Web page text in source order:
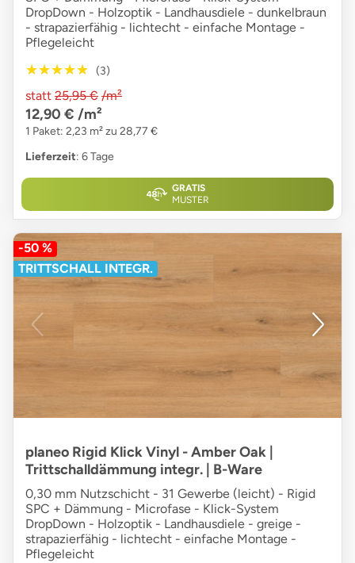
DropDown - Holzoptik - Landhausdiele - dunkelbraun
- strapazierfähig - lichtecht - einfache Montage -
Pflegeleicht
★★★★★
★★★★★ (3)
statt 25,95 € /m²
12,90 € /m²
1 Paket: 2,23 m² zu 28,77 €
Lieferzeit: 6 Tage
GRATIS
MUSTER
-50 %
TRITTSCHALL INTEGR.
planeo Rigid Klick Vinyl - Amber Oak |
Trittschalldämmung integr. | B-Ware
0,30 mm Nutzschicht - 31 Gewerbe (leicht) - Rigid
SPC + Dämmung - Microfase - Klick-System
DropDown - Holzoptik - Landhausdiele - greige -
strapazierfähig - lichtecht - einfache Montage -
Pflegeleicht